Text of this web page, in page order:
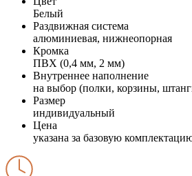
Белый
Раздвижная система
алюминиевая, нижнеопорная
Кромка
ПВХ (0,4 мм, 2 мм)
Внутреннее наполнение
на выбор (полки, корзины,
Размер
индивидуальный
Цена
указана за базовую